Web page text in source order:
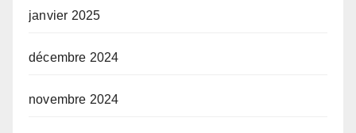
janvier 2025
décembre 2024
novembre 2024